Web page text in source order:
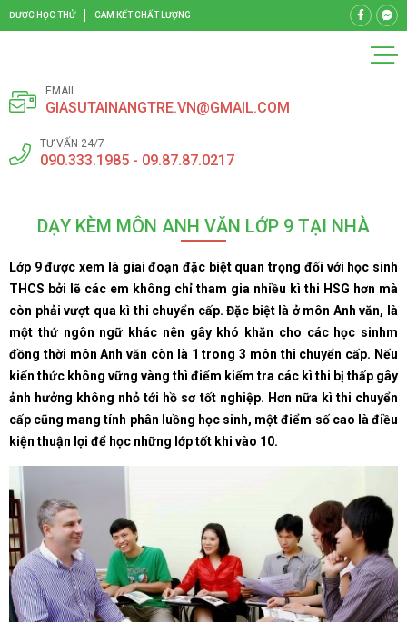
ĐƯỢC HỌC THỬ CAM KẾT CHẤT LƯỢNG
EMAIL
GIASUTAINANGTRE.VN@GMAIL.COM
TƯ VẤN 24/7
090.333.1985 - 09.87.87.0217
DẠY KÈM MÔN ANH VĂN LỚP 9 TẠI NHÀ
Lớp 9 được xem là giai đoạn đặc biệt quan trọng đối với học sinh
THCS bởi lẽ các em không chỉ tham gia nhiều kì thi HSG hơn mà
còn phải vượt qua kì thi chuyển cấp. Đặc biệt là ở môn Anh văn, là
một thứ ngôn ngữ khác nên gây khó khăn cho các học sinhm
đồng thời môn Anh văn còn là 1 trong 3 môn thi chuyển cấp. Nếu
kiến thức không vững vàng thì điểm kiểm tra các kì thi bị thấp gây
ảnh hưởng không nhỏ tới hồ sơ tốt nghiệp. Hơn nữa kì thi chuyển
cấp cũng mang tính phân luồng học sinh, một điểm số cao là điều
kiện thuận lợi để học những lớp tốt khi vào 10.